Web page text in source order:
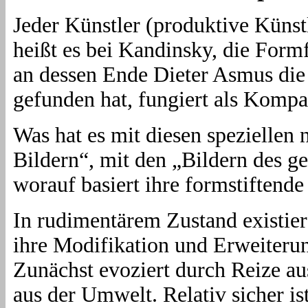
Jeder Künstler (produktive
heißt es bei Kandinsky, die
an dessen Ende Dieter Asmus
gefunden hat, fungiert als
Was hat es mit diesen speziellen
Bildern“, mit den „Bildern des
worauf basiert ihre formstiftende
In rudimentärem Zustand
ihre Modifikation und
Zunächst evoziert durch Reize
aus der Umwelt. Relativ sicher